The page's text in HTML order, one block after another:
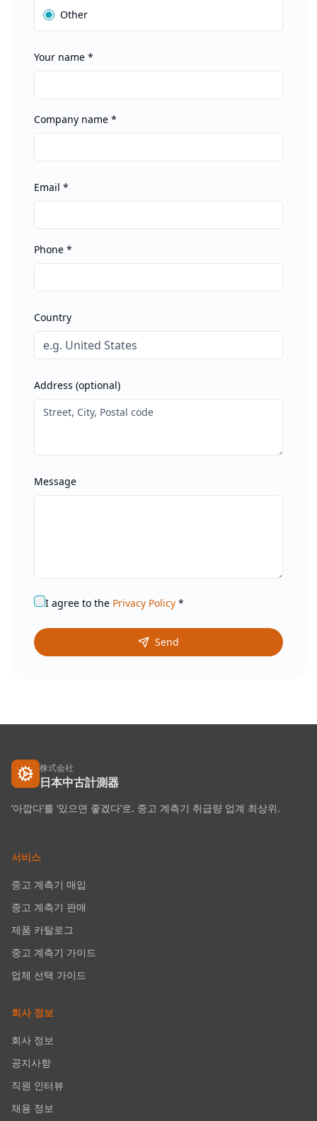
Other
Your name *
Company name *
Email *
Phone *
Country
Address (optional)
Message
I agree to the Privacy Policy *
Send
株式会社
日本中古計測器
‘아깝다’를 ‘있으면 좋겠다’로. 중고 계측기 취급량 업계 최상위.
서비스
중고 계측기 매입
중고 계측기 판매
제품 카탈로그
중고 계측기 가이드
업체 선택 가이드
회사 정보
회사 정보
공지사항
직원 인터뷰
채용 정보